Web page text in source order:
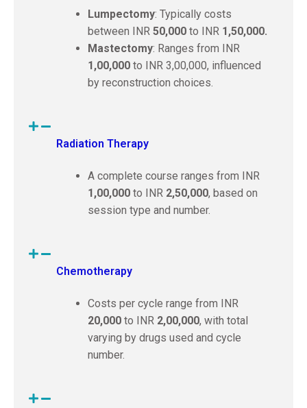
Lumpectomy: Typically costs
between INR 50,000 to INR 1,50,000.
Mastectomy: Ranges from INR
1,00,000 to INR 3,00,000, influenced
by reconstruction choices.
Radiation Therapy
A complete course ranges from INR
1,00,000 to INR 2,50,000, based on
session type and number.
Chemotherapy
Costs per cycle range from INR
20,000 to INR 2,00,000, with total
varying by drugs used and cycle
number.